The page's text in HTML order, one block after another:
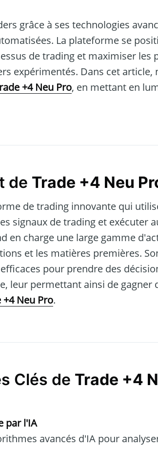
grâce à ses technologies
La plateforme se
de trading et maximiser les
expérimentés. Dans cet article,
+4 Neu Pro, en mettant en
de Trade +4 Neu
de trading innovante qui
signaux de trading et exécuter
en charge une large gamme
et les matières premières.
pour prendre des
leur permettant ainsi de gagner
+4 Neu Pro.
Clés de Trade +4
par l'IA
avancés d'IA pour